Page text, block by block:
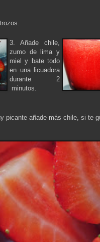
3. Añade chile,
zumo de lima y
miel y bate todo
en una licuadora
durante 2
minutos.
picante añade más chile, si te